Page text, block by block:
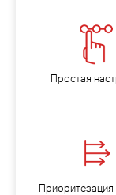
Простая
Приоритезация